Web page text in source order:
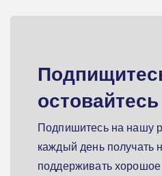
Подпишитесь на нашу
каждый день получать
поддерживать